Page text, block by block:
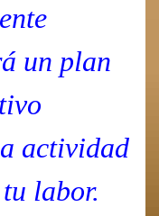
un plan
actividad
labor.